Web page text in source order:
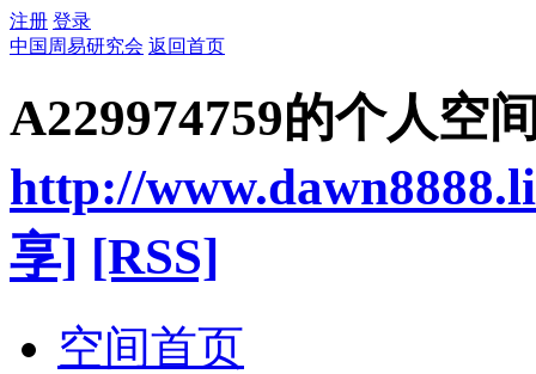
注册 登录
中国周易研究会 返回首页
A229974759的个人空
http://
享] [RSS]
空间首页